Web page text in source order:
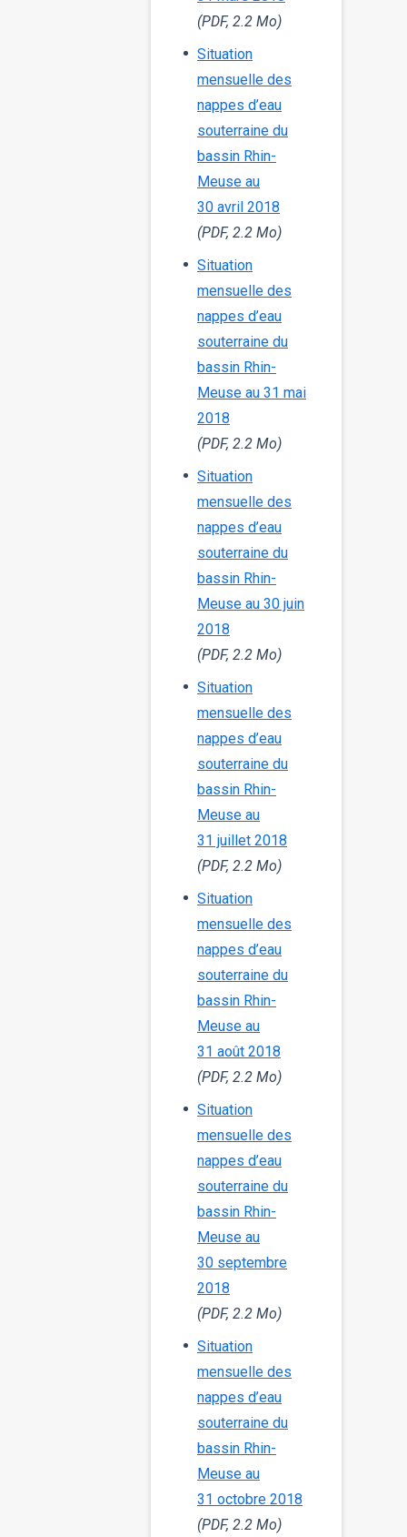
(PDF, 2.2 Mo)
Situation
mensuelle des
nappes d’eau
souterraine du
bassin Rhin-
Meuse au
30 avril 2018
(PDF, 2.2 Mo)
Situation
mensuelle des
nappes d’eau
souterraine du
bassin Rhin-
Meuse au 31 mai
2018
(PDF, 2.2 Mo)
Situation
mensuelle des
nappes d’eau
souterraine du
bassin Rhin-
Meuse au 30 juin
2018
(PDF, 2.2 Mo)
Situation
mensuelle des
nappes d’eau
souterraine du
bassin Rhin-
Meuse au
31 juillet 2018
(PDF, 2.2 Mo)
Situation
mensuelle des
nappes d’eau
souterraine du
bassin Rhin-
Meuse au
31 août 2018
(PDF, 2.2 Mo)
Situation
mensuelle des
nappes d’eau
souterraine du
bassin Rhin-
Meuse au
30 septembre
2018
(PDF, 2.2 Mo)
Situation
mensuelle des
nappes d’eau
souterraine du
bassin Rhin-
Meuse au
31 octobre 2018
(PDF, 2.2 Mo)